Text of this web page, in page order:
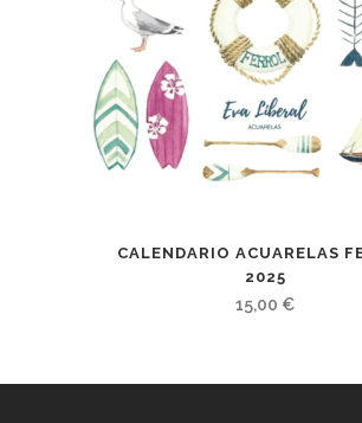
CALENDARIO ACUARELAS
2025
15,00 €